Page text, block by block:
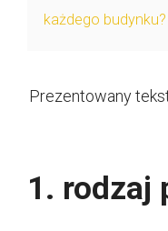
każdego budynku?
Prezentowany
1. rodzaj